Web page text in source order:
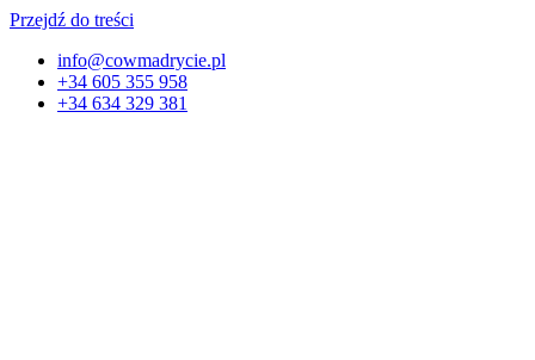
Przejdź do treści
info@cowmadrycie.pl
+34 605 355 958
+34 634 329 381​